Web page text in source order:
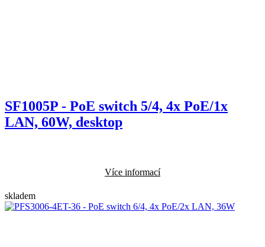
SF1005P - PoE switch 5/4, 4x PoE/1x
LAN, 60W, desktop
Více informací
skladem